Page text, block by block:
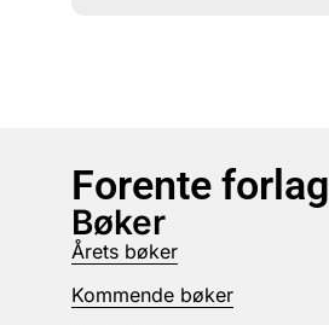
Forente forlag
Bøker
Årets bøker
Kommende bøker